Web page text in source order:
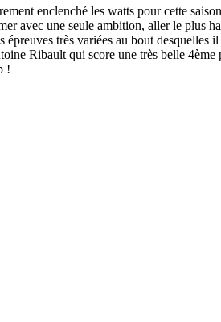
enclenché les watts pour cette
avec une seule ambition, aller le
épreuves très variées au bout
Ribault qui score une très belle
!